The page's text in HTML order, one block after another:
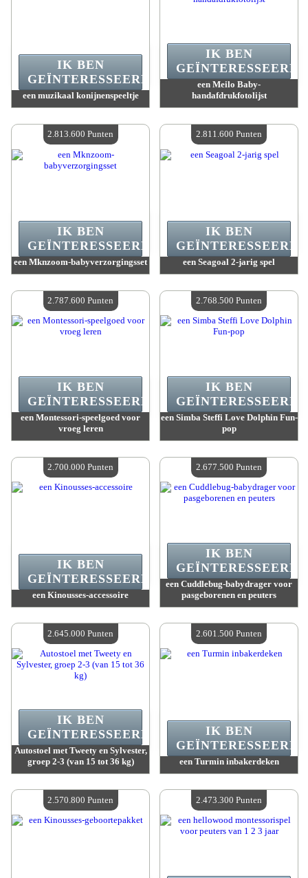
een muzikaal konijnenspeeltje
Beschikbare hoeveelheid :4
IK BEN
GEÏNTERESSEERD.
een Meilo Baby-
handafdrukfotolijst
Beschikbare hoeveelheid :4
IK BEN
GEÏNTERESSEERD.
een Mknzoom-babyverzorgingsset
Beschikbare hoeveelheid :4
IK BEN
GEÏNTERESSEERD.
2.813.600 Punten
een Seagoal 2-jarig spel
Beschikbare hoeveelheid :4
IK BEN
GEÏNTERESSEERD.
2.811.600 Punten
een Montessori-speelgoed voor
vroeg leren
Beschikbare hoeveelheid :4
IK BEN
GEÏNTERESSEERD.
2.787.600 Punten
een Simba Steffi Love Dolphin Fun-
pop
Beschikbare hoeveelheid :4
IK BEN
GEÏNTERESSEERD.
2.768.500 Punten
een Kinousses-accessoire
Beschikbare hoeveelheid :4
IK BEN
GEÏNTERESSEERD.
2.700.000 Punten
een Cuddlebug-babydrager voor
pasgeborenen en peuters
Beschikbare hoeveelheid :4
IK BEN
GEÏNTERESSEERD.
2.677.500 Punten
Autostoel met Tweety en Sylvester,
groep 2-3 (van 15 tot 36 kg)
Beschikbare hoeveelheid :4
IK BEN
GEÏNTERESSEERD.
2.645.000 Punten
een Turmin inbakerdeken
Beschikbare hoeveelheid :4
IK BEN
GEÏNTERESSEERD.
2.601.500 Punten
2.570.800 Punten 2.473.300 Punten